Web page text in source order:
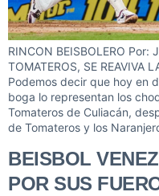
RINCON BEISBOLERO Por:
TOMATEROS, SE REAVIVA
Podemos decir que hoy en
boga lo representan los
Tomateros de Culiacán,
de Tomateros y los
BEISBOL
POR SUS